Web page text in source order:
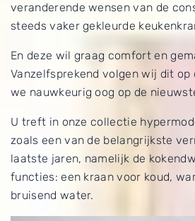
veranderende wensen van de
steeds vaker gekleurde
En deze wil graag comfort en
Vanzelfsprekend volgen wij dit op
we nauwkeurig oog op de
U treft in onze collectie
zoals een van de belangrijkste
laatste jaren, namelijk de
functies: een kraan voor koud,
bruisend water.